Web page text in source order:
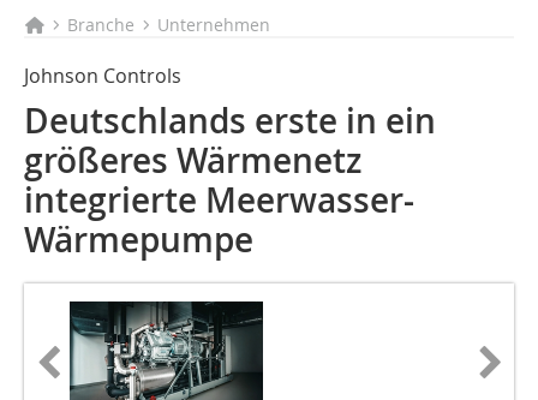
Branche Unternehmen
Johnson Controls
Deutschlands erste in ein
größeres Wärmenetz
integrierte Meerwasser-
Wärmepumpe